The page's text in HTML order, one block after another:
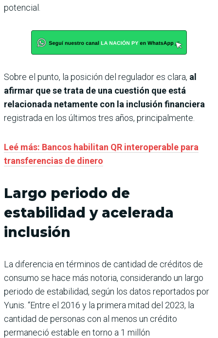
potencial.
Sobre el punto, la posición del regulador es clara, al
afirmar que se trata de una cuestión que está
relacionada netamente con la inclusión financiera
registrada en los últimos tres años, principalmente.
Leé más: Bancos habilitan QR interoperable para
transferencias de dinero
Largo periodo de
estabilidad y acelerada
inclusión
La diferencia en términos de cantidad de créditos de
consumo se hace más notoria, considerando un largo
periodo de estabilidad, según los datos reportados por
Yunis. “Entre el 2016 y la primera mitad del 2023, la
cantidad de personas con al menos un crédito
permaneció estable en torno a 1 millón